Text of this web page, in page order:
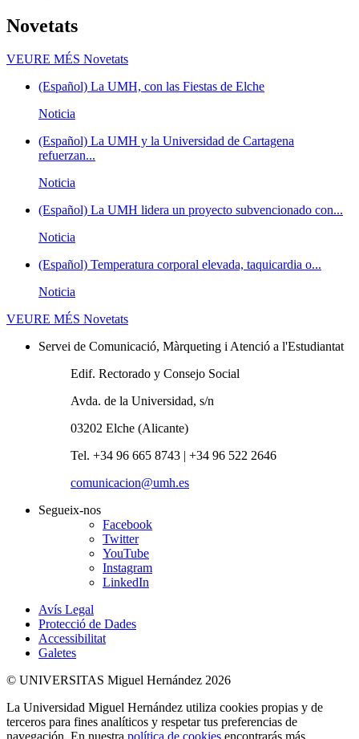
Novetats
VEURE MÉS Novetats
(Español) La UMH, con las Fiestas de Elche
Noticia
(Español) La UMH y la Universidad de Cartagena
refuerzan...
Noticia
(Español) La UMH lidera un proyecto subvencionado con...
Noticia
(Español) Temperatura corporal elevada, taquicardia o...
Noticia
VEURE MÉS Novetats
Servei de Comunicació, Màrqueting i Atenció a l'Estudiantat
Edif. Rectorado y Consejo Social
Avda. de la Universidad, s/n
03202 Elche (Alicante)
Tel. +34 96 665 8743 | +34 96 522 2646
comunicacion@umh.es
Segueix-nos
Facebook
Twitter
YouTube
Instagram
LinkedIn
Avís Legal
Protecció de Dades
Accessibilitat
Galetes
© UNIVERSITAS Miguel Hernández 2026
La Universidad Miguel Hernández utiliza cookies propias y de
terceros para fines analíticos y respetar tus preferencias de